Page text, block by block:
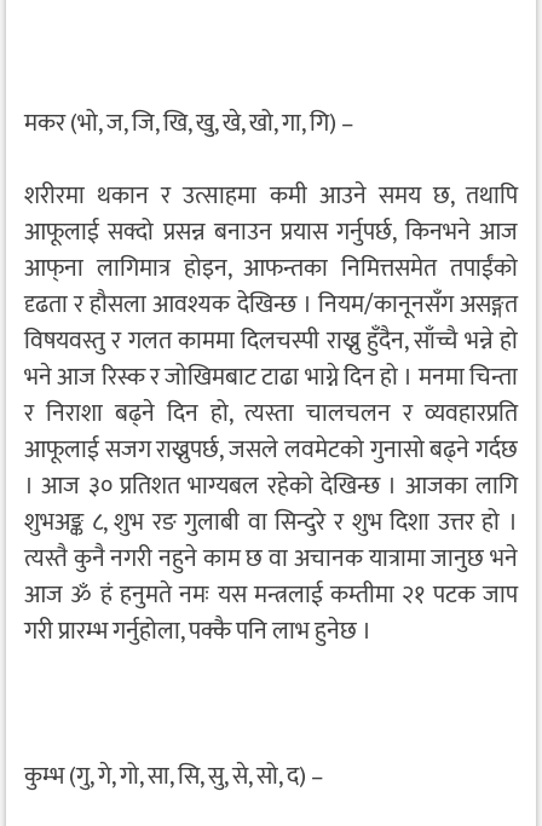
मकर (भो, ज, जि, खि, खु, खे, खो, गा, गि) –
शरीरमा थकान र उत्साहमा कमी आउने समय छ, तथापि
आफूलाई सक्दो प्रसन्न बनाउन प्रयास गर्नुपर्छ, किनभने आज
आफ्‌ना लागिमात्र होइन, आफन्तका निमित्तसमेत तपाईंको
दृढता र हौसला आवश्यक देखिन्छ । नियम/कानूनसँग असङ्गत
विषयवस्तु र गलत काममा दिलचस्पी राख्नु हुँदैन, साँच्चै भन्ने हो
भने आज रिस्क र जोखिमबाट टाढा भाग्ने दिन हो । मनमा चिन्ता
र निराशा बढ्ने दिन हो, त्यस्ता चालचलन र व्यवहारप्रति
आफूलाई सजग राख्नुपर्छ, जसले लवमेटको गुनासो बढ्ने गर्दछ
। आज ३० प्रतिशत भाग्यबल रहेको देखिन्छ । आजका लागि
शुभअङ्क ८, शुभ रङ गुलाबी वा सिन्दुरे र शुभ दिशा उत्तर हो ।
त्यस्तै कुनै नगरी नहुने काम छ वा अचानक यात्रामा जानुछ भने
आज ॐ हं हनुमते नमः यस मन्त्रलाई कम्तीमा २१ पटक जाप
गरी प्रारम्भ गर्नुहोला, पक्कै पनि लाभ हुनेछ ।
कुम्भ (गु, गे, गो, सा, सि, सु, से, सो, द) –